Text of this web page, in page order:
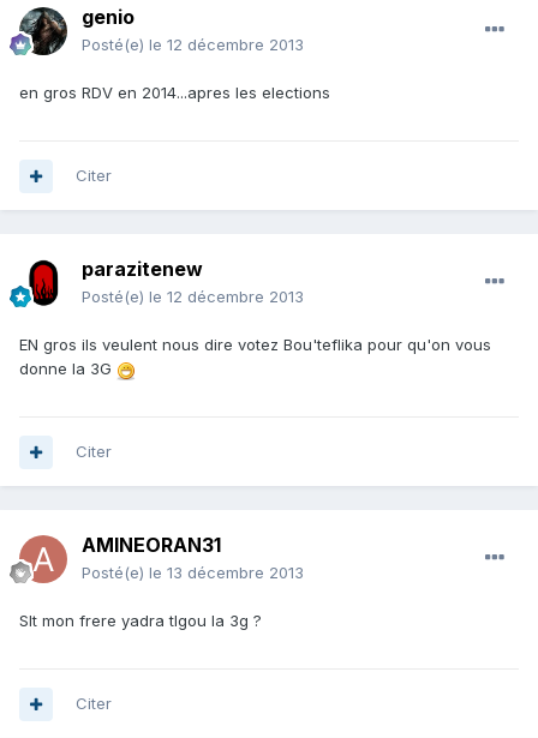
genio
Posté(e) le 12 décembre 2013
en gros RDV en 2014...apres les elections
Citer
parazitenew
Posté(e) le 12 décembre 2013
EN gros ils veulent nous dire votez Bou'teflika pour qu'on vous
donne la 3G
Citer
AMINEORAN31
Posté(e) le 13 décembre 2013
Slt mon frere yadra tlgou la 3g ?
Citer